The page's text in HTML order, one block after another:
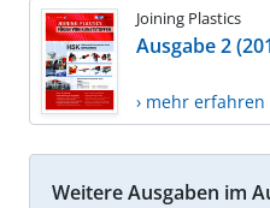
Joining Plastics
Ausgabe 2
› mehr erfahren
Weitere Ausgaben im